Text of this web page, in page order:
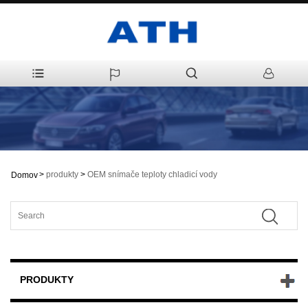
Domov> produkty > OEM snímače teploty chladicí vody
PRODUKTY